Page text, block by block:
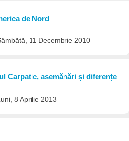
de Nord
11 Decembrie 2010
Carpatic, asemănări și diferențe
8 Aprilie 2013